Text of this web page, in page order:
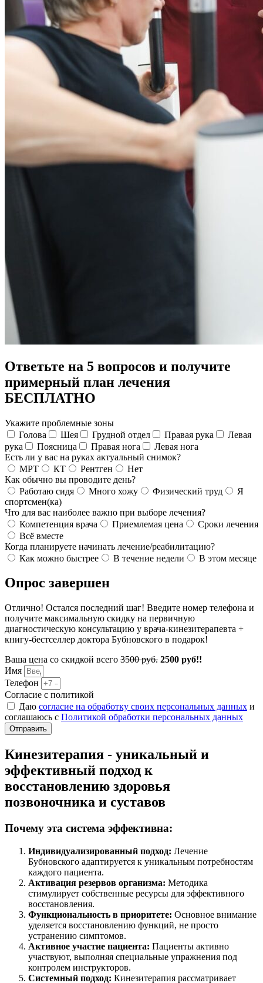
Ответьте на 5 вопросов и получите
примерный план лечения
БЕСПЛАТНО
Укажите проблемные зоны
Голова
Шея Грудной отдел Правая рука
Левая
рука
Поясница Правая нога
Левая нога
Есть ли у вас на руках актуальный снимок?
МРТ
КТ Рентген
Нет
Как обычно вы проводите день?
Работаю сидя
Много хожу Физический труд
Я
спортсмен(ка)
Что для вас наиболее важно при выборе лечения?
Компетенция врача
Приемлемая цена
Сроки лечения
Всё вместе
Когда планируете начинать лечение/реабилитацию?
Как можно быстрее
В течение недели В этом месяце
Опрос завершен
Отлично! Остался последний шаг! Введите номер телефона и
получите максимальную скидку на первичную
диагностическую консультацию у врача-кинезитерапевта +
книгу-бестселлер доктора Бубновского в подарок!
Ваша цена со скидкой всего 3500 руб. 2500 руб!!
Имя
Телефон
Согласие с политикой
Даю согласие на обработку своих персональных данных и
соглашаюсь с Политикой обработки персональных данных
Отправить
Кинезитерапия - уникальный и
эффективный подход к
восстановлению здоровья
позвоночника и суставов
Почему эта система эффективна:
Индивидуализированный подход: Лечение
Бубновского адаптируется к уникальным потребностям
каждого пациента.
Активация резервов организма: Методика
стимулирует собственные ресурсы для эффективного
восстановления.
Функциональность в приоритете: Основное внимание
уделяется восстановлению функций, не просто
устранению симптомов.
Активное участие пациента: Пациенты активно
участвуют, выполняя специальные упражнения под
контролем инструкторов.
Системный подход: Кинезитерапия рассматривает